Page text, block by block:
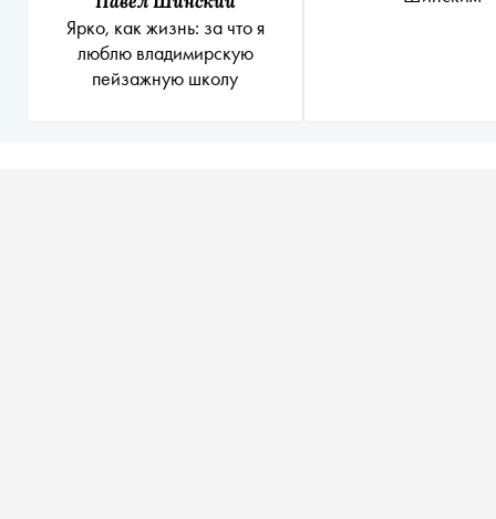
Ярко, как жизнь: за что я
люблю владимирскую
пейзажную школу